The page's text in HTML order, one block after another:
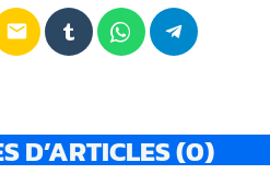
email
D’ARTICLES (0)